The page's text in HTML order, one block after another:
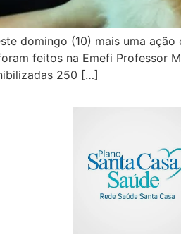
domingo (10) mais uma
feitos na Emefi Professor
250 […]